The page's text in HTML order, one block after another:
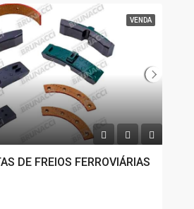
VENDA
DE FREIOS FERROVIÁRIAS